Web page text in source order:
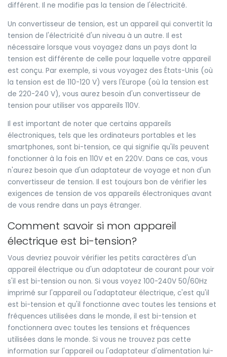
différent. Il ne modifie pas la tension de l'électricité.
Un convertisseur de tension, est un appareil qui convertit la
tension de l'électricité d'un niveau à un autre. Il est
nécessaire lorsque vous voyagez dans un pays dont la
tension est différente de celle pour laquelle votre appareil
est conçu. Par exemple, si vous voyagez des États-Unis (où
la tension est de 110-120 V) vers l'Europe (où la tension est
de 220-240 V), vous aurez besoin d'un convertisseur de
tension pour utiliser vos appareils 110V.
Il est important de noter que certains appareils
électroniques, tels que les ordinateurs portables et les
smartphones, sont bi-tension, ce qui signifie qu'ils peuvent
fonctionner à la fois en 110V et en 220V. Dans ce cas, vous
n'aurez besoin que d'un adaptateur de voyage et non d'un
convertisseur de tension. Il est toujours bon de vérifier les
exigences de tension de vos appareils électroniques avant
de vous rendre dans un pays étranger.
Comment savoir si mon appareil
électrique est bi-tension?
Vous devriez pouvoir vérifier les petits caractères d'un
appareil électrique ou d'un adaptateur de courant pour voir
s'il est bi-tension ou non. Si vous voyez 100-240V 50/60Hz
imprimé sur l'appareil ou l'adaptateur électrique, c'est qu'il
est bi-tension et qu'il fonctionne avec toutes les tensions et
fréquences utilisées dans le monde, il est bi-tension et
fonctionnera avec toutes les tensions et fréquences
utilisées dans le monde. Si vous ne trouvez pas cette
information sur l'appareil ou l'adaptateur d'alimentation lui-